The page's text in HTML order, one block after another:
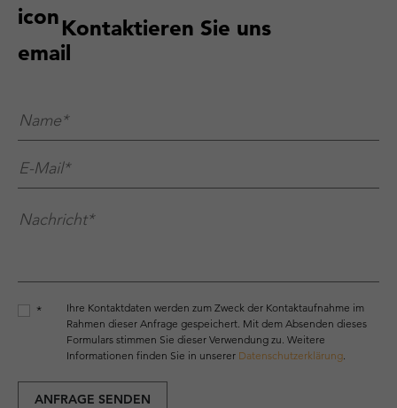
Kontaktieren Sie uns
Name**
E-Mail**
Nachricht**
*
Ihre Kontaktdaten werden zum Zweck der Kontaktaufnahme im
Rahmen dieser Anfrage gespeichert. Mit dem Absenden dieses
Formulars stimmen Sie dieser Verwendung zu. Weitere
Informationen finden Sie in unserer Datenschutzerklärung.
ANFRAGE SENDEN